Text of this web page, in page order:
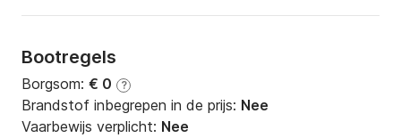
Bootregels
Borgsom: € 0 ?
Brandstof inbegrepen in de prijs: Nee
Vaarbewijs verplicht: Nee